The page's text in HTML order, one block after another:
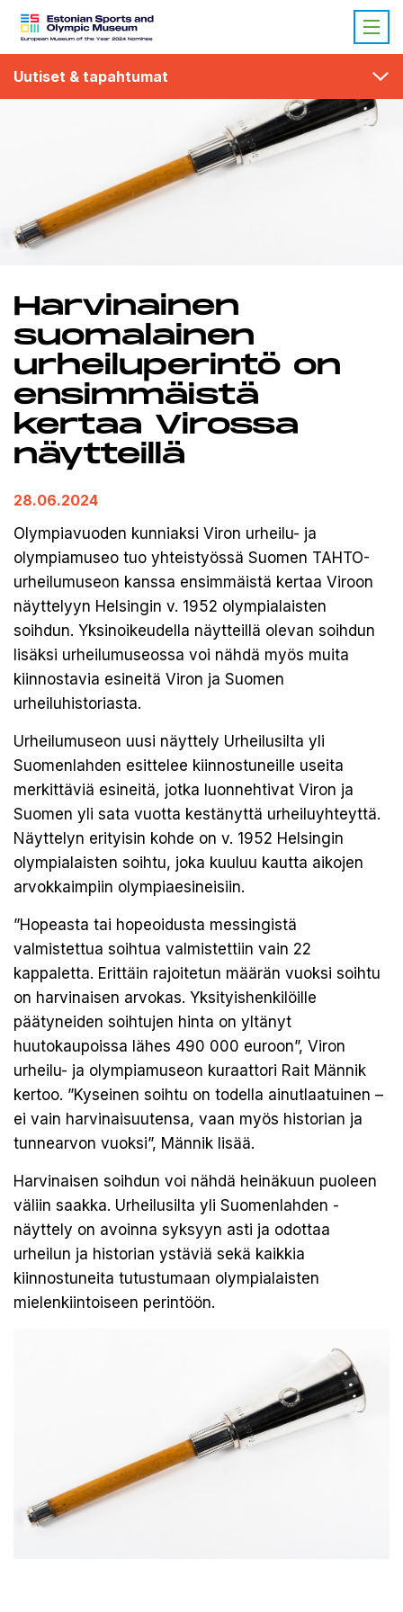
Uutiset & tapahtumat
Harvinainen
suomalainen
urheiluperintö on
ensimmäistä
kertaa Virossa
näytteillä
28.06.2024
Olympiavuoden kunniaksi Viron urheilu- ja
olympiamuseo tuo yhteistyössä Suomen TAHTO-
urheilumuseon kanssa ensimmäistä kertaa Viroon
näyttelyyn Helsingin v. 1952 olympialaisten
soihdun. Yksinoikeudella näytteillä olevan soihdun
lisäksi urheilumuseossa voi nähdä myös muita
kiinnostavia esineitä Viron ja Suomen
urheiluhistoriasta.
Urheilumuseon uusi näyttely Urheilusilta yli
Suomenlahden esittelee kiinnostuneille useita
merkittäviä esineitä, jotka luonnehtivat Viron ja
Suomen yli sata vuotta kestänyttä urheiluyhteyttä.
Näyttelyn erityisin kohde on v. 1952 Helsingin
olympialaisten soihtu, joka kuuluu kautta aikojen
arvokkaimpiin olympiaesineisiin.
”Hopeasta tai hopeoidusta messingistä
valmistettua soihtua valmistettiin vain 22
kappaletta. Erittäin rajoitetun määrän vuoksi soihtu
on harvinaisen arvokas. Yksityishenkilöille
päätyneiden soihtujen hinta on yltänyt
huutokaupoissa lähes 490 000 euroon”, Viron
urheilu- ja olympiamuseon kuraattori Rait Männik
kertoo. ”Kyseinen soihtu on todella ainutlaatuinen –
ei vain harvinaisuutensa, vaan myös historian ja
tunnearvon vuoksi”, Männik lisää.
Harvinaisen soihdun voi nähdä heinäkuun puoleen
väliin saakka. Urheilusilta yli Suomenlahden -
näyttely on avoinna syksyyn asti ja odottaa
urheilun ja historian ystäviä sekä kaikkia
kiinnostuneita tutustumaan olympialaisten
mielenkiintoiseen perintöön.